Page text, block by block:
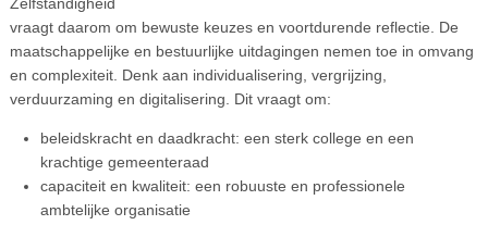
vraagt daarom om bewuste keuzes en voortdurende reflectie. De
maatschappelijke en bestuurlijke uitdagingen nemen toe in omvang
en complexiteit. Denk aan individualisering, vergrijzing,
verduurzaming en digitalisering. Dit vraagt om:
beleidskracht en daadkracht: een sterk college en een
krachtige gemeenteraad
capaciteit en kwaliteit: een robuuste en professionele
ambtelijke organisatie